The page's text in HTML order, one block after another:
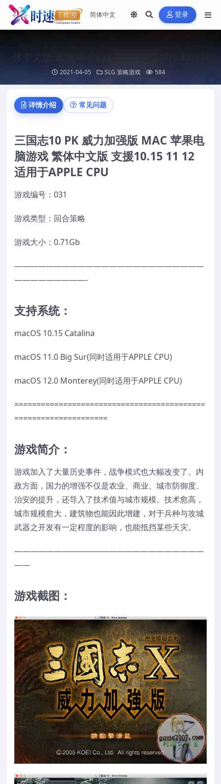
登录
2021-04-05 SLG 策略游戏 584
详情介绍 常见问题
三国志10 PK 威力加强版 MAC 苹果电
脑游戏 繁体中文版 支援10.15 11 12
适用于APPLE CPU
游戏编号：031
游戏类型：回合策略
游戏大小：0.71Gb
————————————————————————
—————————-
支持系统：
macOS 10.15 Catalina
macOS 11.0 Big Sur(同时适用于APPLE CPU)
macOS 12.0 Monterey(同时适用于APPLE CPU)
===========================================
=====================
游戏简介：
游戏加入了大量历史事件，战争模式也大幅改变了。内
政方面，国力的增强不仅是农业、商业、城市防御度、
治安的提升，还导入了技术值与城市规模。技术愈高，
城市规模愈大，建筑物也能因此增建，对于兵种与攻城
武器之开发有一定程度的影响，也能抵挡某些天灾。
————————————————————————
——
游戏截图：